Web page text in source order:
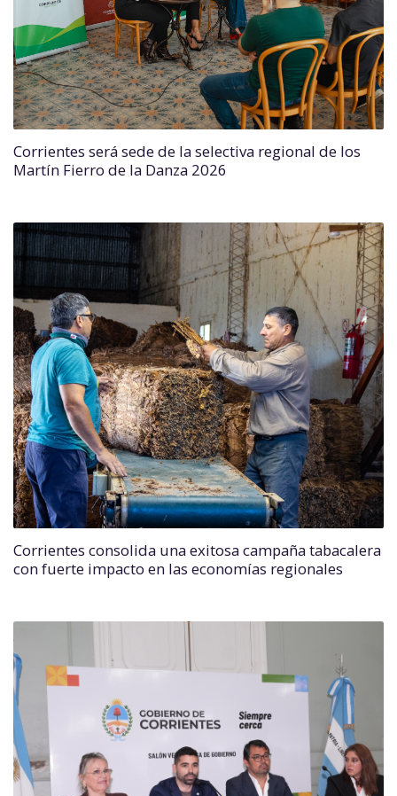
Corrientes será sede de la selectiva regional de los
Martín Fierro de la Danza 2026
Corrientes consolida una exitosa campaña tabacalera
con fuerte impacto en las economías regionales